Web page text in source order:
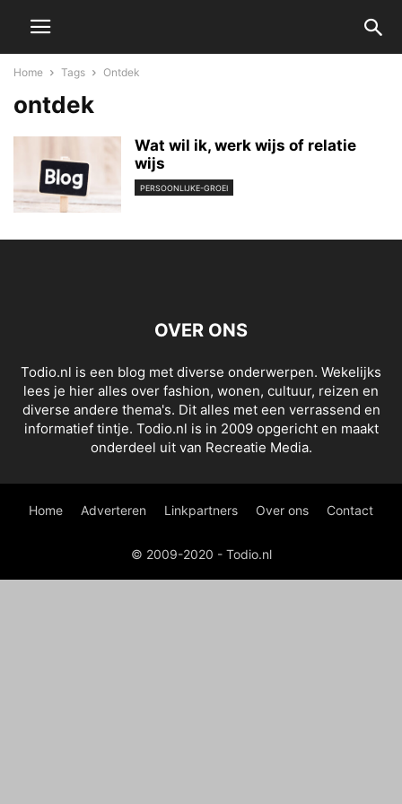
Home Tags Ontdek
ontdek
Wat wil ik, werk wijs of relatie
wijs
PERSOONLIJKE-GROEI
OVER ONS
Todio.nl is een blog met diverse onderwerpen. Wekelijks
lees je hier alles over fashion, wonen, cultuur, reizen en
diverse andere thema's. Dit alles met een verrassend en
informatief tintje. Todio.nl is in 2009 opgericht en maakt
onderdeel uit van Recreatie Media.
Home Adverteren Linkpartners Over ons Contact
© 2009-2020 - Todio.nl